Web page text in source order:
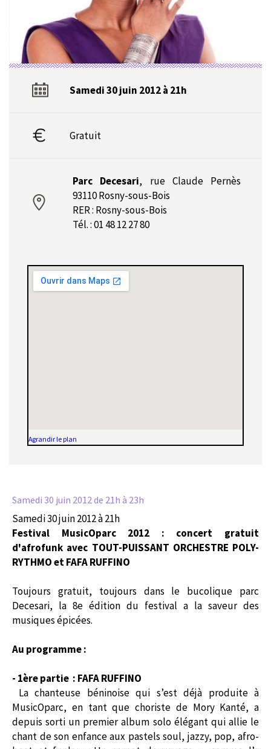
Samedi 30 juin 2012 à 21h
Gratuit
Parc Decesari, rue Claude Pernès
93110 Rosny-sous-Bois
RER : Rosny-sous-Bois
Tél. : 01 48 12 27 80
Agrandir le plan
Samedi 30 juin 2012de 21h à 23h
Samedi 30 juin 2012 à 21h
Festival MusicOparc 2012 : concert gratuit
d'afrofunk avec TOUT-PUISSANT ORCHESTRE POLY-
RYTHMO et FAFA RUFFINO
Toujours gratuit, toujours dans le bucolique parc
Decesari, la 8e édition du festival a la saveur des
musiques épicées.
Au programme :
- 1ère partie : FAFA RUFFINO
La chanteuse béninoise qui s’est déjà produite à
MusicOparc, en tant que choriste de Mory Kanté, a
depuis sorti un premier album solo élégant qui allie le
chant de son enfance aux pastels soul, jazzy, pop, afro-